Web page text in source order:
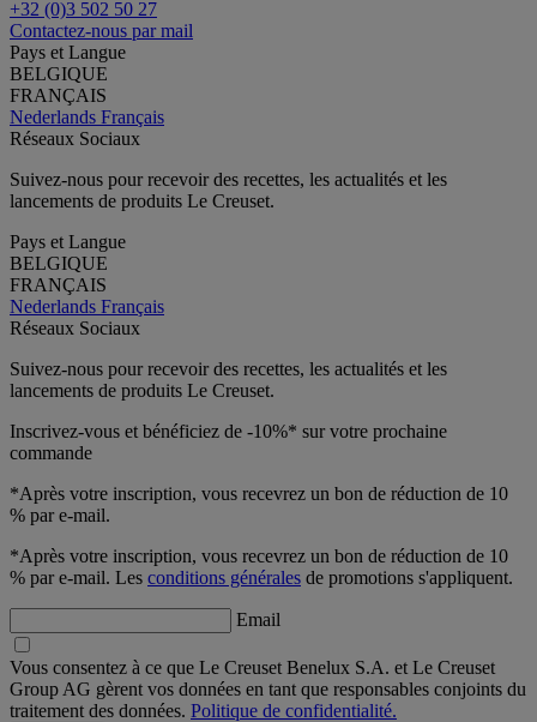
+32 (0)3 502 50 27
Contactez-nous par mail
Pays et Langue
BELGIQUE
FRANÇAIS
Nederlands Français
Réseaux Sociaux
Suivez-nous pour recevoir des recettes, les actualités et les
lancements de produits Le Creuset.
Pays et Langue
BELGIQUE
FRANÇAIS
Nederlands Français
Réseaux Sociaux
Suivez-nous pour recevoir des recettes, les actualités et les
lancements de produits Le Creuset.
Inscrivez-vous et bénéficiez de -10%* sur votre prochaine
commande
*Après votre inscription, vous recevrez un bon de réduction de 10
% par e-mail.
*Après votre inscription, vous recevrez un bon de réduction de 10
% par e-mail. Les conditions générales de promotions s'appliquent.
Email
Vous consentez à ce que Le Creuset Benelux S.A. et Le Creuset
Group AG gèrent vos données en tant que responsables conjoints du
traitement des données. Politique de confidentialité.